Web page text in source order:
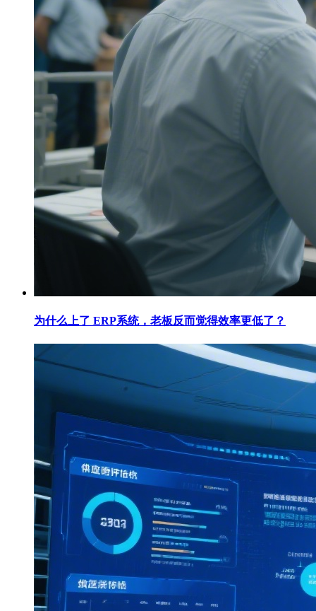
为什么上了 ERP系统，老板反而觉得效率更低了？